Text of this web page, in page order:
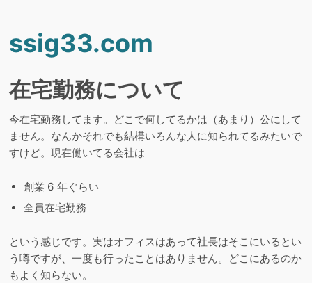
ssig33.com
在宅勤務について
今在宅勤務してます。どこで何してるかは（あまり）公にして
ません。なんかそれでも結構いろんな人に知られてるみたいで
すけど。現在働いてる会社は
創業 6 年ぐらい
全員在宅勤務
という感じです。実はオフィスはあって社長はそこにいるとい
う噂ですが、一度も行ったことはありません。どこにあるのか
もよく知らない。